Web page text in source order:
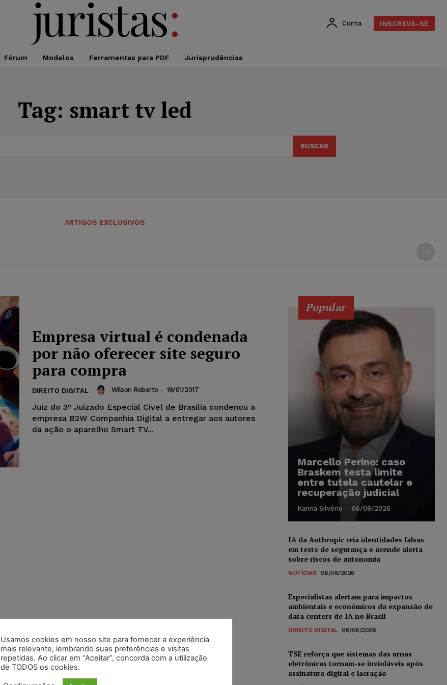
Conta INSCREVA-SE
Fórum Modelos Ferramentas para PDF Jurisprudências
Tag: smart tv led
BUSCAR
ARTIGOS EXCLUSIVOS
Empresa virtual é condenada
por não oferecer site seguro
para compra
DIREITO DIGITAL Wilson Roberto - 19/01/2017
Juiz do 3º Juizado Especial Cível de Brasília condenou a
empresa B2W Companhia Digital a entregar aos autores
da ação o aparelho Smart TV...
Popular
Marcello Perino: caso
Braskem testa limite
entre tutela cautelar e
recuperação judicial
Karina Silvério - 06/08/2026
IA da Anthropic cria identidades falsas
em teste de segurança e acende alerta
sobre riscos de autonomia
NOTÍCIAS 06/08/2026
Especialistas alertam para impactos
ambientais e econômicos da expansão de
data centers de IA no Brasil
DIREITO DIGITAL 06/08/2026
TSE reforça que sistemas das urnas
eletrônicas tornam-se invioláveis após
assinatura digital e lacração
Usamos cookies em nosso site para fornecer a experiência
mais relevante, lembrando suas preferências e visitas
repetidas. Ao clicar em “Aceitar”, concorda com a utilização
de TODOS os cookies.